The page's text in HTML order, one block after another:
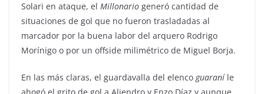
Solari en ataque, el Millonario generó cantidad de
situaciones de gol que no fueron trasladadas al
marcador por la buena labor del arquero Rodrigo
Morínigo o por un offside milimétrico de Miguel Borja.
En las más claras, el guardavalla del elenco guaraníle